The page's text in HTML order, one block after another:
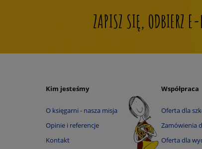
ZAPISZ SIĘ, ODBIERZ
Kim jesteśmy
O księgarni - nasza misja
Opinie i referencje
Kontakt
Współpraca
Oferta dla
Zamówienia
Oferta dla